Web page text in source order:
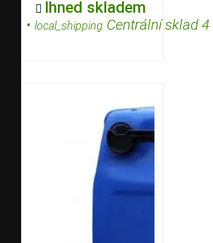
 Ihned skladem
• local_shipping Centrální sklad 4